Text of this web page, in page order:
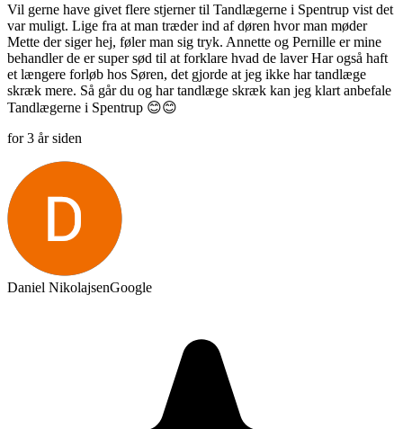
Vil gerne have givet flere stjerner til Tandlægerne i Spentrup vist det
var muligt. Lige fra at man træder ind af døren hvor man møder
Mette der siger hej, føler man sig tryk. Annette og Pernille er mine
behandler de er super sød til at forklare hvad de laver Har også haft
et længere forløb hos Søren, det gjorde at jeg ikke har tandlæge
skræk mere. Så går du og har tandlæge skræk kan jeg klart anbefale
Tandlægerne i Spentrup 😊😊
for 3 år siden
Daniel NikolajsenGoogle